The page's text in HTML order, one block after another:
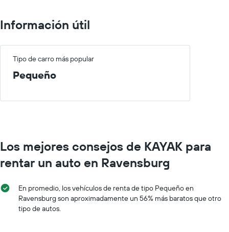
Información útil
Tipo de carro más popular
Pequeño
Los mejores consejos de KAYAK para
rentar un auto en Ravensburg
En promedio, los vehículos de renta de tipo Pequeño en
Ravensburg son aproximadamente un 56% más baratos que otro
tipo de autos.